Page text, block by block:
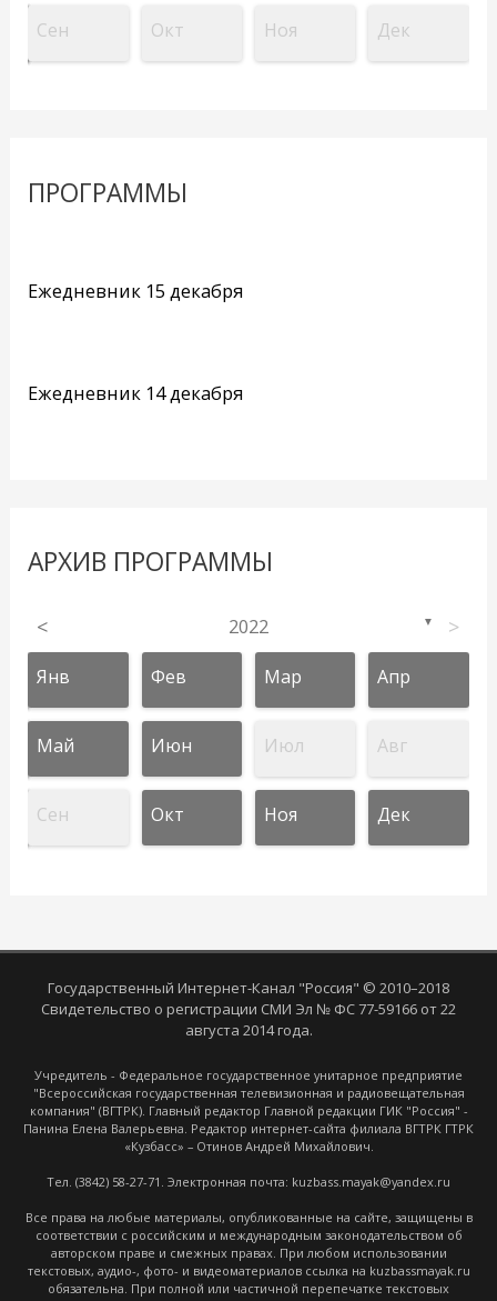
Сен Окт Ноя Дек
ПРОГРАММЫ
Ежедневник 15 декабря
Ежедневник 14 декабря
АРХИВ ПРОГРАММЫ
< 2022 ▼ >
Янв Фев Мар Апр
Май Июн Июл Авг
Сен Окт Ноя Дек
Государственный Интернет-Канал "Россия" © 2010–2018
Свидетельство о регистрации СМИ Эл № ФС 77-59166 от 22
августа 2014 года.
Учредитель - Федеральное государственное унитарное предприятие
"Всероссийская государственная телевизионная и радиовещательная
компания" (ВГТРК). Главный редактор Главной редакции ГИК "Россия" -
Панина Елена Валерьевна. Редактор интернет-сайта филиала ВГТРК ГТРК
«Кузбасс» – Отинов Андрей Михайлович.
Тел. (3842) 58-27-71. Электронная почта: kuzbass.mayak@yandex.ru
Все права на любые материалы, опубликованные на сайте, защищены в
соответствии с российским и международным законодательством об
авторском праве и смежных правах. При любом использовании
текстовых, аудио-, фото- и видеоматериалов ссылка на kuzbassmayak.ru
обязательна. При полной или частичной перепечатке текстовых